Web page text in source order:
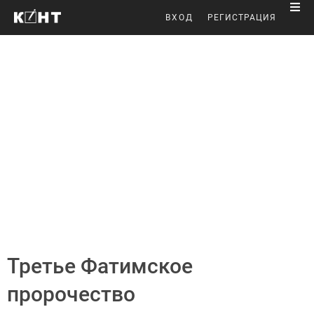
ВХОД РЕГИСТРАЦИЯ
Третье Фатимское
пророчество